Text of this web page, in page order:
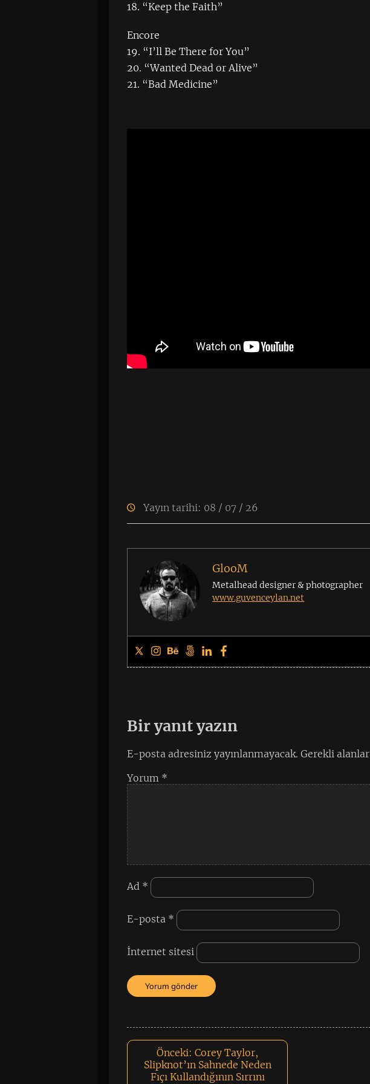
18. “Keep the Faith”
Encore
19. “I’ll Be There for You”
20. “Wanted Dead or Alive”
21. “Bad Medicine”
Yayın tarihi: 08 / 07 / 26
GlooM
Metalhead designer & photographer
www.guvenceylan.net
Bir yanıt yazın
E-posta adresiniz yayınlanmayacak. Gerekli alanlar
Yorum *
Ad *
E-posta *
İnternet sitesi
Önceki: Corey Taylor,
Slipknot’ın Sahnede Neden
Fıçı Kullandığının Sırrını